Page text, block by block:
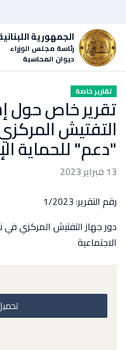
الجمهورية
رئاسة مجلس الوزراء
ديوان المحاسبة
تقارير خاصة
تقرير خاص حول
التفتيش
"دعم" للحماية
13 فبراير 2023
رقم التقرير: 1/2023
دور جهاز التفتيش المركزي
الاجتماعية